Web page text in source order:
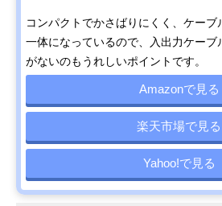
コンパクトでかさばりにくく、ケーブ
一体になっているので、入出力ケーブ
がないのもうれしいポイントです。
Amazonで見る
楽天市場で見る
Yahoo!で見る